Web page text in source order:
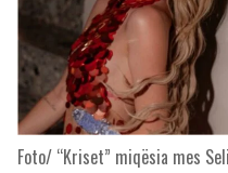
Foto/ “Kriset” miqësia mes